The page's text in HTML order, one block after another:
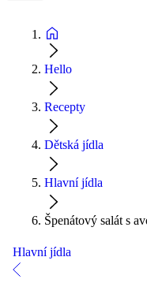
Hello
Recepty
Dětská jídla
Hlavní jídla
Špenátový salát s
Hlavní jídla